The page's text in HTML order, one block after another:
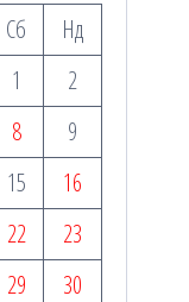
Сб
Нд
1
2
8
9
15
16
22
23
29
30